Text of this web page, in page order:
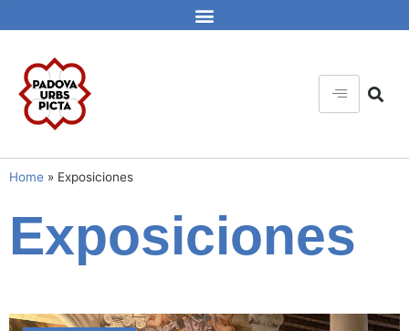
Home » Exposiciones
Exposiciones